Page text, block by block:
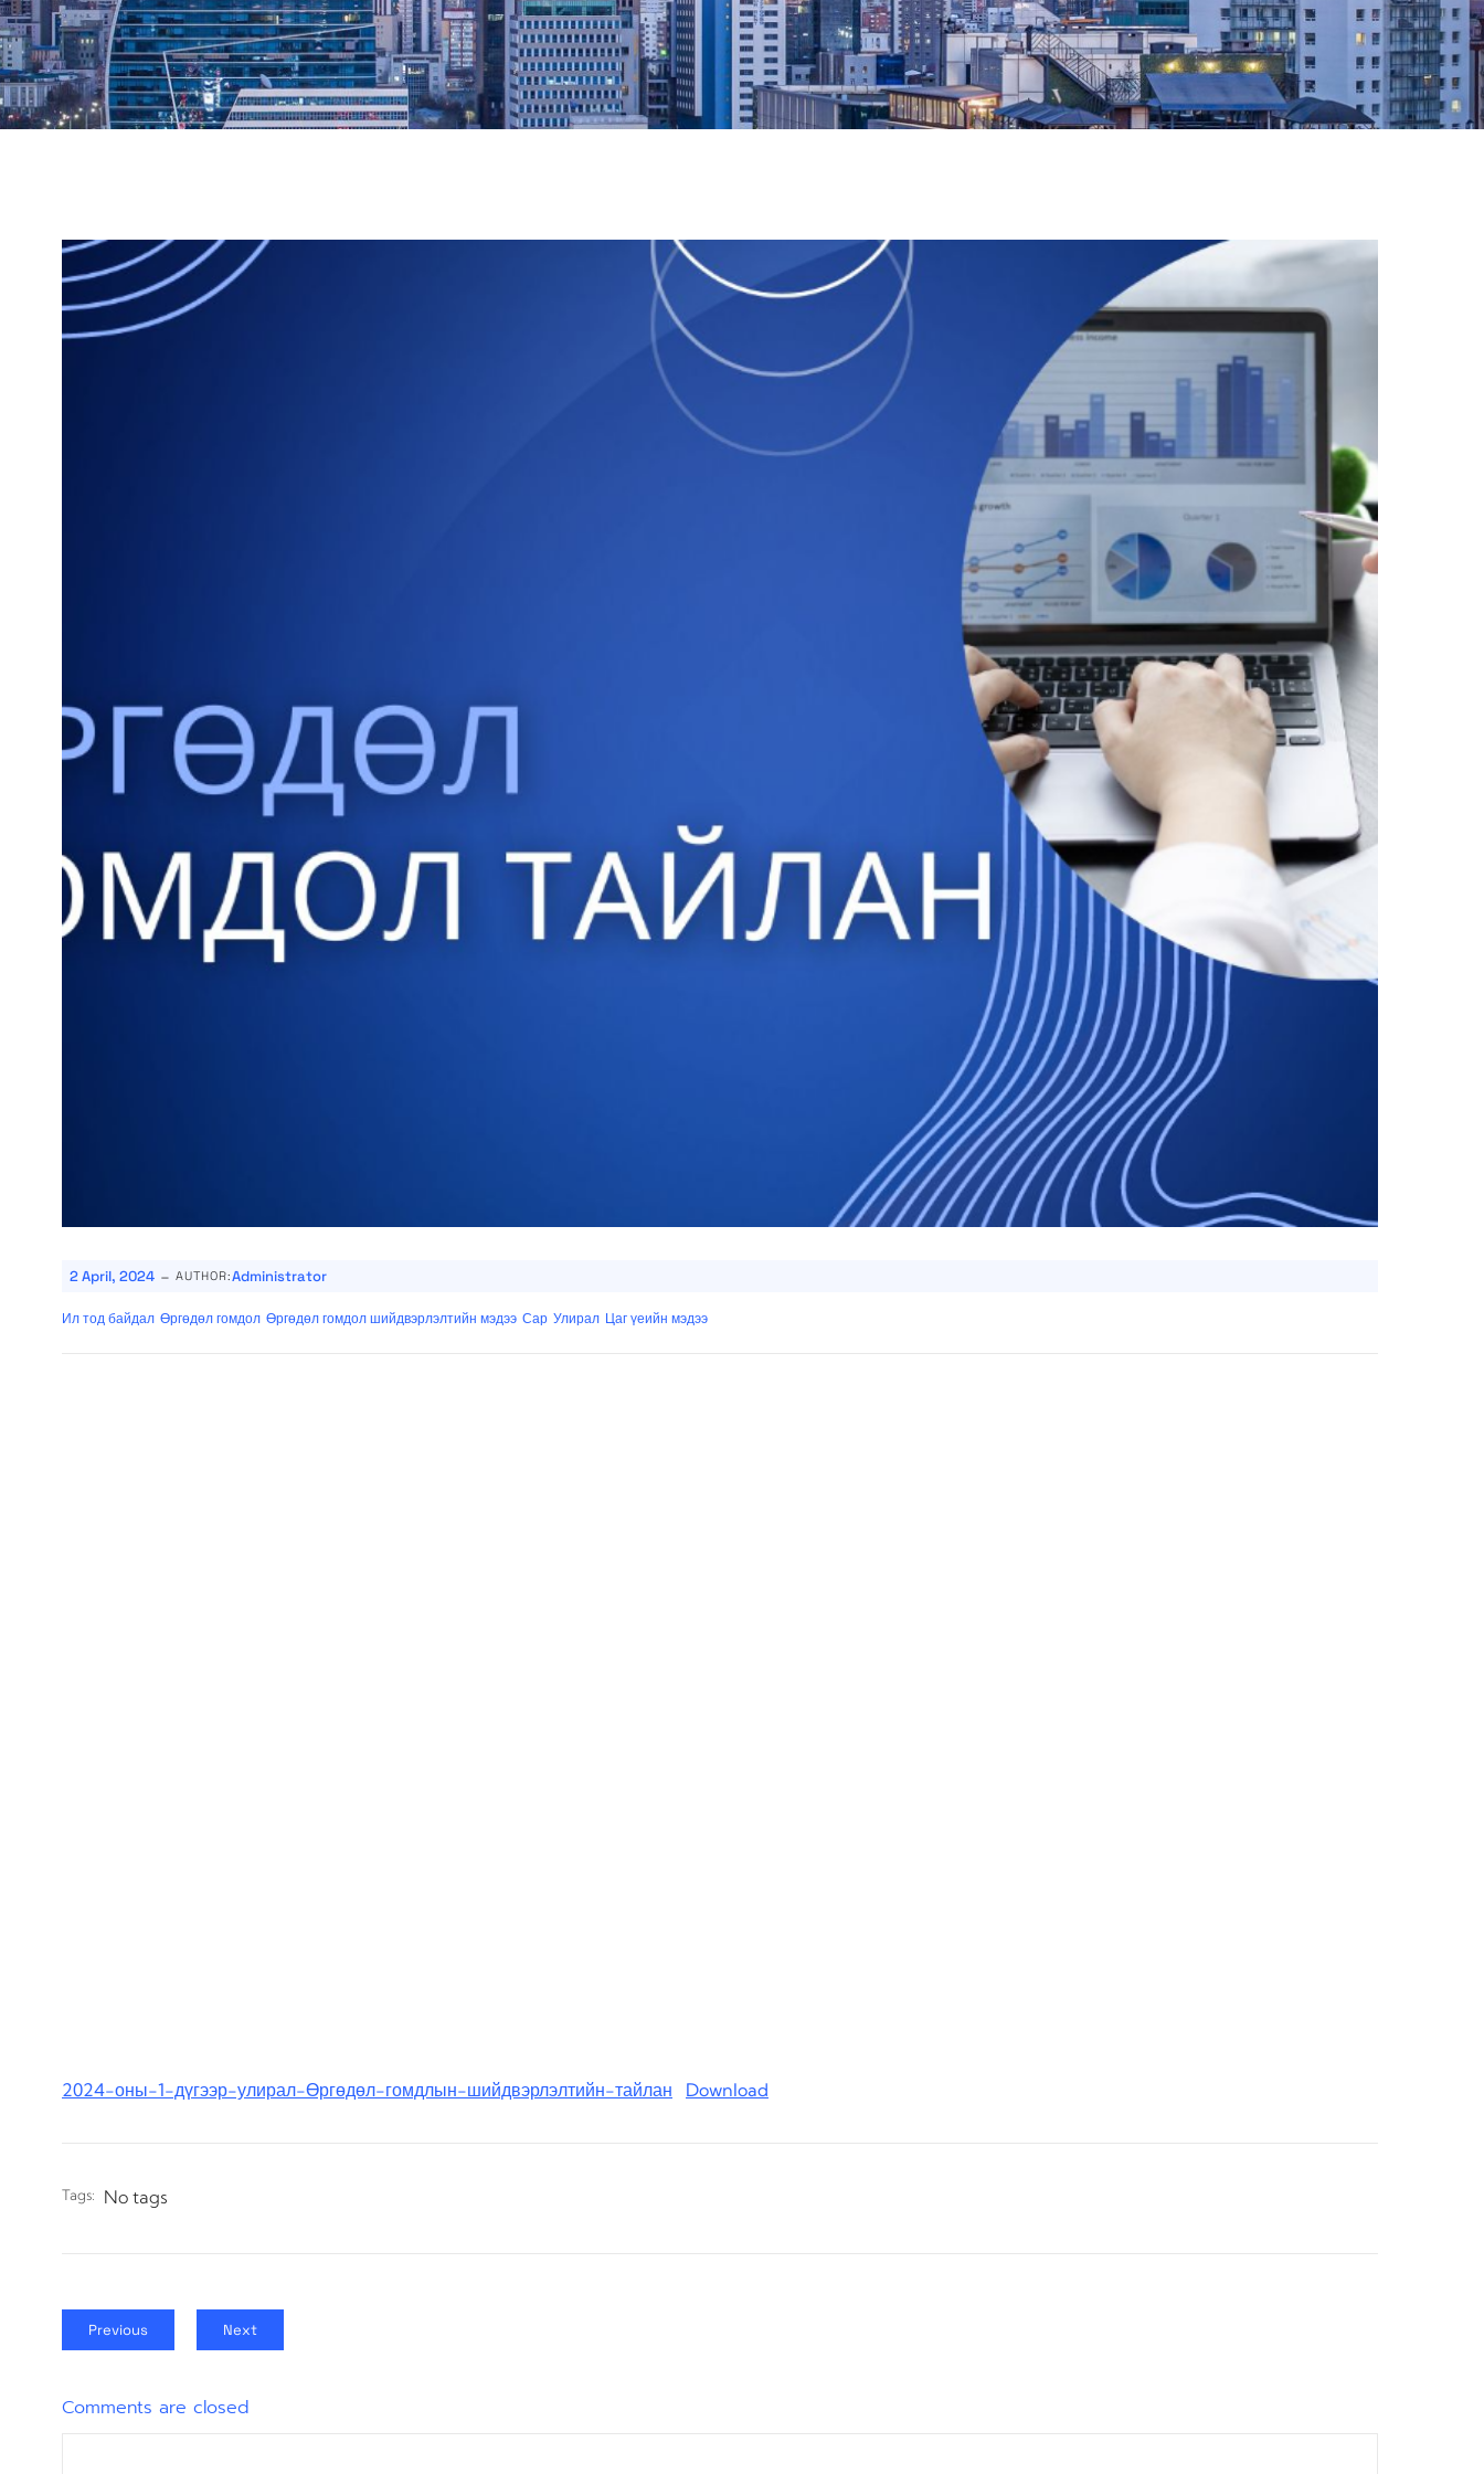
2 April, 2024 - AUTHOR:Administrator
Ил тод байдал Өргөдөл гомдол Өргөдөл гомдол шийдвэрлэлтийн мэдээ Сар Улирал Цаг үеийн мэдээ
2024-оны-1-дүгээр-улирал-Өргөдөл-гомдлын-шийдвэрлэлтийн-тайлан Download
Tags: No tags
Previous Next
Comments are closed